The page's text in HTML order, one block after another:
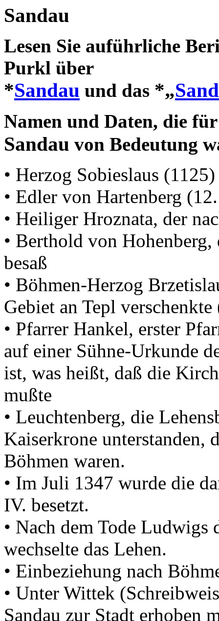
Sandau
Lesen Sie auführliche
Purkl über
*Sandau und das *„
Namen und Daten, die
Sandau von Bedeutung
• Herzog Sobieslaus (1125)
• Edler von Hartenberg
• Heiliger Hroznata, der
• Berthold von Hohenberg,
besaß
• Böhmen-Herzog
Gebiet an Tepl verschenkte
• Pfarrer Hankel, erster
auf einer Sühne-Urkunde
ist, was heißt, daß die
mußte
• Leuchtenberg, die
Kaiserkrone
Böhmen waren.
• Im Juli 1347 wurde die
IV. besetzt.
• Nach dem Tode Ludwigs
wechselte das Lehen.
• Einbeziehung nach
• Unter Wittek
Sandau zur Stadt erhoben